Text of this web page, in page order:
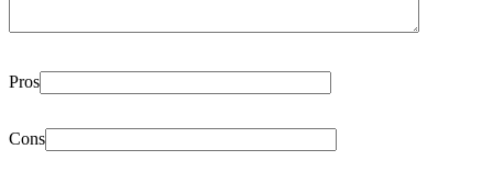
Pros
Cons